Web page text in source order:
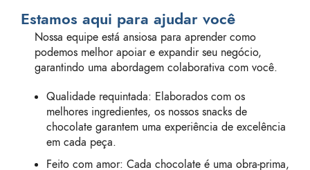
Estamos aqui para ajudar você
Nossa equipe está ansiosa para aprender como
podemos melhor apoiar e expandir seu negócio,
garantindo uma abordagem colaborativa com você.
Qualidade requintada: Elaborados com os
melhores ingredientes, os nossos snacks de
chocolate garantem uma experiência de excelência
em cada peça.
Feito com amor: Cada chocolate é uma obra-prima,